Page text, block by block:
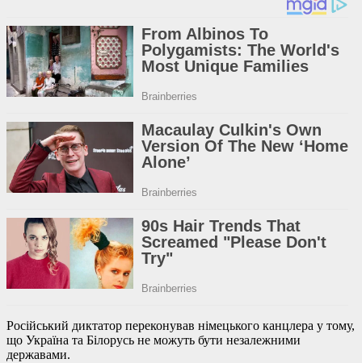
Російський диктатор переконував німецького канцлера у тому,
що Україна та Білорусь не можуть бути незалежними
державами.